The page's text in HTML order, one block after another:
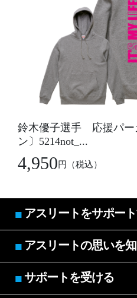
鈴木優子選手 応援パー
ン〕5214not_...
4,950円 （税込）
■ アスリートをサポー
■ アスリートの思いを
■サポートを受ける